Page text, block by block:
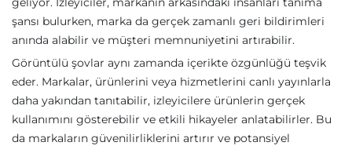
şansı bulurken, marka da gerçek zamanlı geri bildirimleri
anında alabilir ve müşteri memnuniyetini artırabilir.
Görüntülü şovlar aynı zamanda içerikte özgünlüğü teşvik
eder. Markalar, ürünlerini veya hizmetlerini canlı yayınlarla
daha yakından tanıtabilir, izleyicilere ürünlerin gerçek
kullanımını gösterebilir ve etkili hikayeler anlatabilirler. Bu
da markaların güvenilirliklerini artırır ve potansiyel